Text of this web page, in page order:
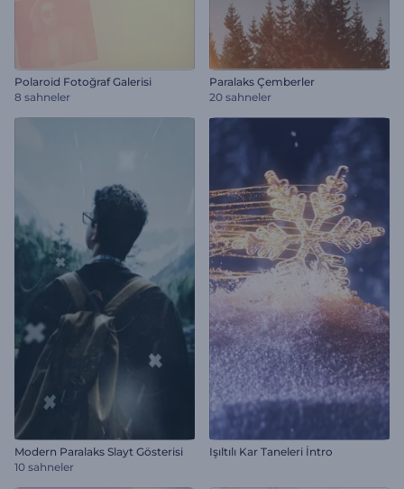
Polaroid Fotoğraf Galerisi
8 sahneler
Paralaks Çemberler
20 sahneler
Modern Paralaks Slayt Gösterisi
10 sahneler
Işıltılı Kar Taneleri İntro